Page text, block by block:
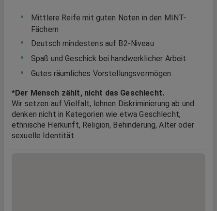
Mittlere Reife mit guten Noten in den MINT-
Fächern
Deutsch mindestens auf B2-Niveau
Spaß und Geschick bei handwerklicher Arbeit
Gutes räumliches Vorstellungsvermögen
*Der Mensch zählt, nicht das Geschlecht.
Wir setzen auf Vielfalt, lehnen Diskriminierung ab und
denken nicht in Kategorien wie etwa Geschlecht,
ethnische Herkunft, Religion, Behinderung, Alter oder
sexuelle Identität.